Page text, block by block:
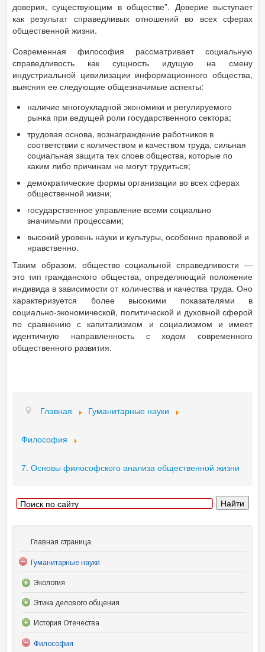
доверия, существующим в обществе”. Доверие выступает
как результат справедливых отношений во всех сферах
общественной жизни.
Современная философия рассматривает социальную
справедливость как сущность идущую на смену
индустриальной цивилизации информационного общества,
выясняя ее следующие общезначимые аспекты:
наличие многоукладной экономики и регулируемого
рынка при ведущей роли государственного сектора;
трудовая основа, вознаграждение работников в
соответствии с количеством и качеством труда, сильная
социальная защита тех слоев общества, которые по
каким либо причинам не могут трудиться;
демократические формы организации во всех сферах
общественной жизни;
государственное управление всеми социально
значимыми процессами;
высокий уровень науки и культуры, особенно правовой и
нравственно.
Таким образом, общество социальной справедливости —
это тип гражданского общества, определяющий положение
индивида в зависимости от количества и качества труда. Оно
характеризуется более высокими показателями в
социально-экономической, политической и духовной сферой
по сравнению с капитализмом и социализмом и имеет
идентичную направленность с ходом современного
общественного развития.
Главная Гуманитарные науки
Философия
7. Основы философского анализа общественной жизни
Главная страница
Гуманитарные науки
Экология
Этика делового общения
История Отечества
Философия